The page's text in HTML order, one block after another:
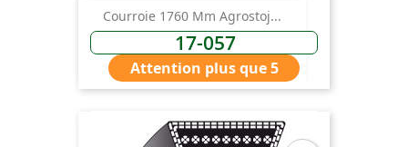
Courroie 1760 Mm Agrostoj...
17-057
Attention plus que 5